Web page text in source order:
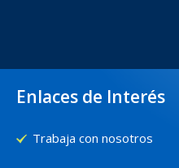
Enlaces de Interés
Trabaja con nosotros